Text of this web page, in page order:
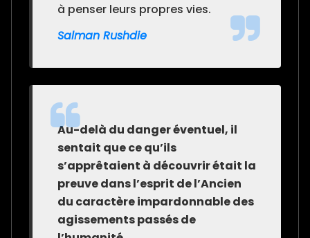
à penser leurs propres vies.
Salman Rushdie
Au-delà du danger éventuel, il
sentait que ce qu’ils
s’apprêtaient à découvrir était la
preuve dans l’esprit de l’Ancien
du caractère impardonnable des
agissements passés de